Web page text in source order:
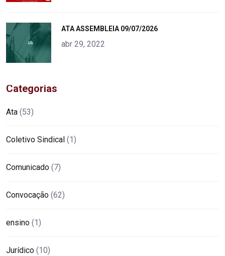
alt="product">
ATA ASSEMBLEIA 09/07/2026
abr 29, 2022
Categorias
Ata (53)
Coletivo Sindical (1)
Comunicado (7)
Convocação (62)
ensino (1)
Jurídico (10)